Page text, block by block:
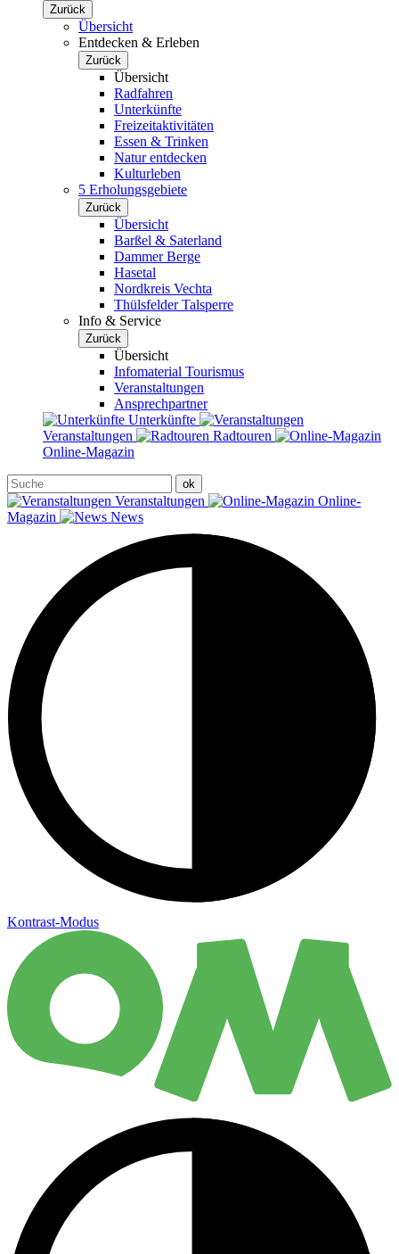
Zurück
Übersicht
Entdecken & Erleben
Zurück
Übersicht
Radfahren
Unterkünfte
Freizeitaktivitäten
Essen & Trinken
Natur entdecken
Kulturleben
5 Erholungsgebiete
Zurück
Übersicht
Barßel & Saterland
Dammer Berge
Hasetal
Nordkreis Vechta
Thülsfelder Talsperre
Info & Service
Zurück
Übersicht
Infomaterial Tourismus
Veranstaltungen
Ansprechpartner
Unterkünfte
Veranstaltungen
Radtouren
Online-Magazin
Veranstaltungen
Online-
Magazin
News
Kontrast-Modus